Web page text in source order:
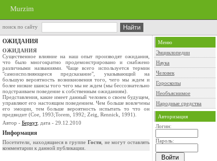
Murzim
поиск по сайту
ОЖИДАНИЯ
ОЖИДАНИЯ
Существенное влияние на наш опыт производят ожидания,
что было многократно продемонстрировано и снабжено
различными названиями. Чаще всего используется термин
"самоисполняющееся предсказание", указывающий на
большую вероятность возникновения того, чего мы ждем и
более низкие шансы того чего мы не ждем (мы бессознательно
подстраиваем поведение к собственным ожиданиям).
Представления, какие имеет данный человек о своем будущем,
управляют его настоящим поведением. Чем больше вовлечены
его эмоции, тем больше вероятность испытать то что он
предвидит (Сое, 1993;Torem, 1992; Zeig, Rennick, 1991).
Автор - Беркут, дата - 29.12.2010
Информация
Посетители, находящиеся в группе Гости, не могут оставлять
комментарии к данной публикации.
Меню
Энциклопедии
Наука
Человек
Гороскопы
Необъяснимое
Народные средства
Авторизация
Логин:
Пароль: